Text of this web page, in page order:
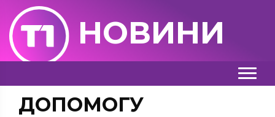
НОВИНИ
ДОПОМОГУ